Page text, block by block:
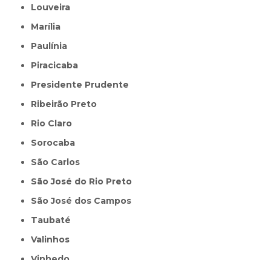
Louveira
Marília
Paulínia
Piracicaba
Presidente Prudente
Ribeirão Preto
Rio Claro
Sorocaba
São Carlos
São José do Rio Preto
São José dos Campos
Taubaté
Valinhos